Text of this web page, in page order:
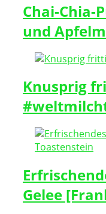
Chai-Chia-
und
Knusprig
Gelee